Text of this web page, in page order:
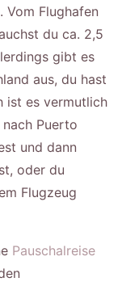
Vom Flughafen
du ca. 2,5
gibt es
aus, du hast
ist es vermutlich
Puerto
und dann
oder du
Flugzeug
Pauschalreise